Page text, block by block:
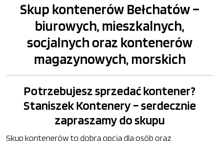
Skup kontenerów Bełchatów –
biurowych, mieszkalnych,
socjalnych oraz kontenerów
magazynowych, morskich
Potrzebujesz sprzedać kontener?
Staniszek Kontenery – serdecznie
zapraszamy do skupu
Skup kontenerów to dobra opcja dla osób oraz